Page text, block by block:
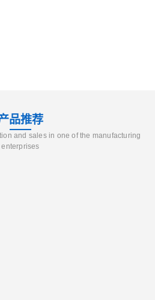
品推荐
and sales in one of the manufacturing
enterprises